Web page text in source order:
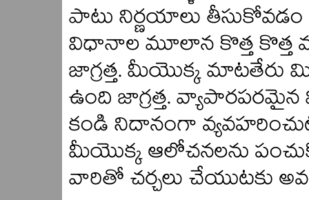
పాటు నిర్ణయాలు
విధానాల మూలాన కొత్త కొత్త
జాగ్రత్త. మీయొక్క మాటతేరు
ఉంది జాగ్రత్త.
కండి నిదానంగా
మీయొక్క ఆలోచనలను
వారితో చర్చలు చేయుటకు